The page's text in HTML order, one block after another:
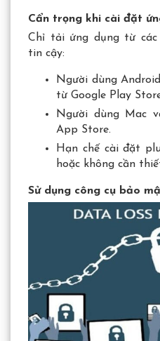
Cẩn trọng khi cài đặt
Chỉ tải ứng dụng từ các
tin cậy:
Người dùng
từ Google Play
Người dùng Mac
App Store.
Hạn chế cài đặt
hoặc không cần
Sử dụng công cụ bảo